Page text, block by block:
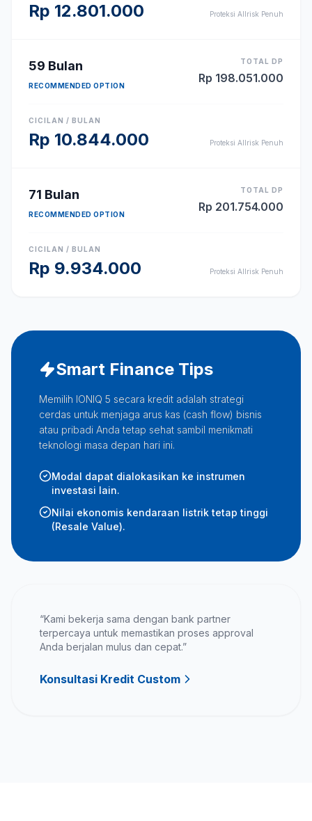
Rp 12.801.000 Proteksi Allrisk Penuh
59 Bulan
RECOMMENDED OPTION
TOTAL DP
Rp 198.051.000
CICILAN / BULAN
Rp 10.844.000 Proteksi Allrisk Penuh
71 Bulan
RECOMMENDED OPTION
TOTAL DP
Rp 201.754.000
CICILAN / BULAN
Rp 9.934.000 Proteksi Allrisk Penuh
Smart Finance Tips
Memilih IONIQ 5 secara kredit adalah strategi
cerdas untuk menjaga arus kas (cash flow) bisnis
atau pribadi Anda tetap sehat sambil menikmati
teknologi masa depan hari ini.
Modal dapat dialokasikan ke instrumen
investasi lain.
Nilai ekonomis kendaraan listrik tetap tinggi
(Resale Value).
“Kami bekerja sama dengan bank partner
terpercaya untuk memastikan proses approval
Anda berjalan mulus dan cepat.”
Konsultasi Kredit Custom